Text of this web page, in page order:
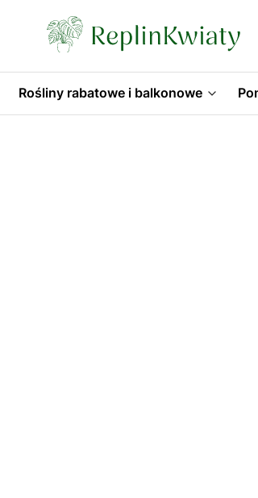
Rośliny rabatowe i balkonowe